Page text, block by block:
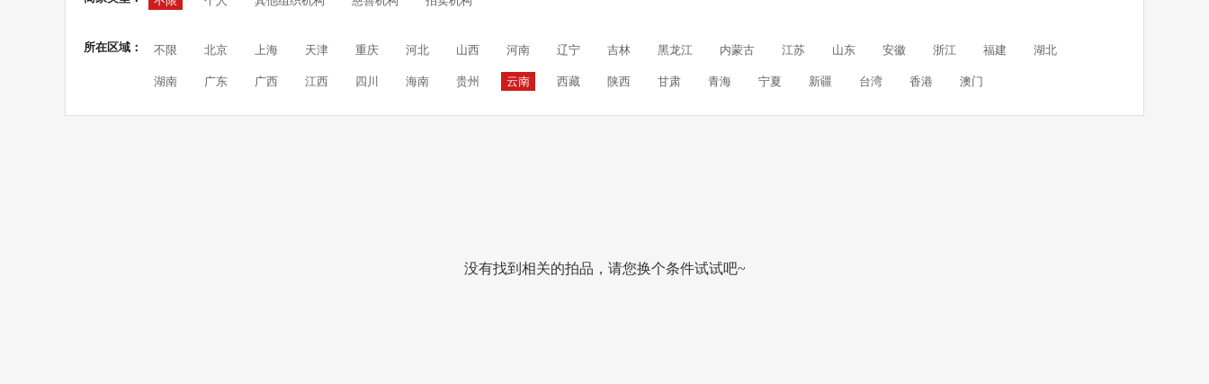
所在区域： 不限 北京 上海 天津 重庆 河北 山西 河南 辽宁 吉林 黑龙江 内蒙古 江苏 山东 安徽 浙江 福建 湖北
湖南 广东 广西 江西 四川 海南 贵州 云南 西藏 陕西 甘肃 青海 宁夏 新疆 台湾 香港 澳门
没有找到相关的拍品，请您换个条件试试吧~